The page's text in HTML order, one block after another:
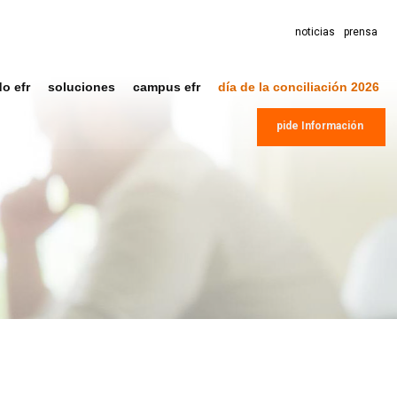
noticias prensa
efr soluciones campus efr día de la conciliación 2026
pide Información